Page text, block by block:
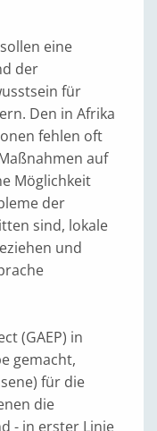
eine
der
für
Den in Afrika
fehlen oft
auf
Möglichkeit
der
sind, lokale
und
(GAEP) in
gemacht,
für die
die
- in erster Linie